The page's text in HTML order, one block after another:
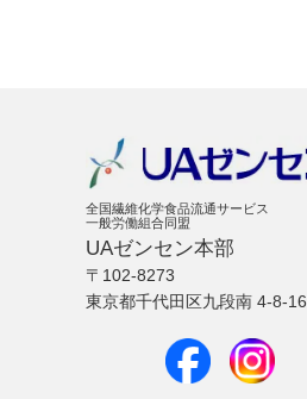
全国繊維化学食品流通サービス
一般労働組合同盟
UAゼンセン本部
〒102-8273
東京都千代田区九段南 4-8-16